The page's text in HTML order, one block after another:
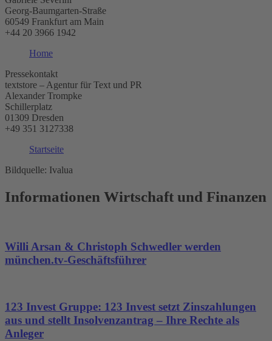
Georg-Baumgarten-Straße
60549 Frankfurt am Main
‭+44 20 3966 1942‬
Home
Pressekontakt
textstore – Agentur für Text und PR
Alexander Trompke
Schillerplatz
01309 Dresden
+49 351 3127338
Startseite
Bildquelle: Ivalua
Informationen Wirtschaft und Finanzen
Willi Arsan & Christoph Schwedler werden
münchen.tv-Geschäftsführer
123 Invest Gruppe: 123 Invest setzt Zinszahlungen
aus und stellt Insolvenzantrag – Ihre Rechte als
Anleger